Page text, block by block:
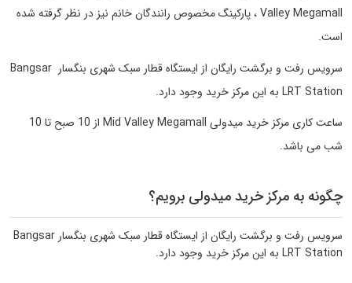
Valley Megamall ، پارکینگ مخصوص رانندگان خانم نیز در نظر گرفته شده
است.
سرویس رفت و برگشت رایگان از ایستگاه قطار سبک شهری بنگسار Bangsar
LRT Station به این مرکز خرید وجود دارد.
ساعت کاری مرکز خرید میدولی Mid Valley Megamall از 10 صبح تا 10
شب می باشد.
چگونه به مرکز خرید میدولی برویم؟
سرویس رفت و برگشت رایگان از ایستگاه قطار سبک شهری بنگسار Bangsar
LRT Station به این مرکز خرید وجود دارد.